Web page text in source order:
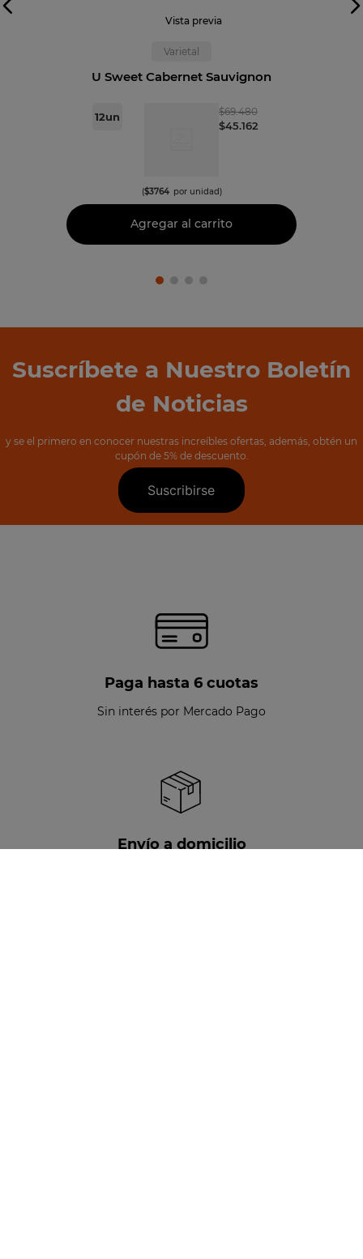
Vista previa
Varietal
U Sweet Cabernet Sauvignon
12un $69.480
$45.162
($3764 por unidad)
Agregar al carrito
Suscríbete a Nuestro Boletín
de Noticias
y se el primero en conocer nuestras increíbles ofertas, además, obtén un
cupón de 5% de descuento.
Suscribirse
Paga hasta 6 cuotas
Sin interés por Mercado Pago
Envío a domicilio